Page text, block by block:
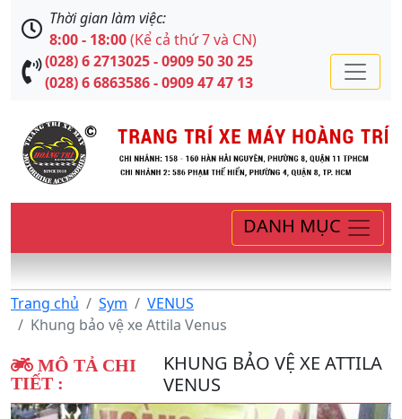
Thời gian làm việc:
8:00 - 18:00(Kể cả thứ 7 và CN)
(028) 6 2713025 - 0909 50 30 25
(028) 6 6863586 - 0909 47 47 13
DANH MỤC
Trang chủ Sym
VENUS
Khung bảo vệ xe Attila Venus
MÔ TẢ CHI
TIẾT :
KHUNG BẢO VỆ XE ATTILA
VENUS